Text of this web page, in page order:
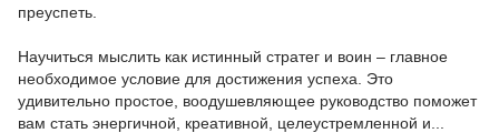
преуспеть.
Научиться мыслить как истинный стратег и воин – главное
необходимое условие для достижения успеха. Это
удивительно простое, воодушевляющее руководство поможет
вам стать энергичной, креативной, целеустремленной и...